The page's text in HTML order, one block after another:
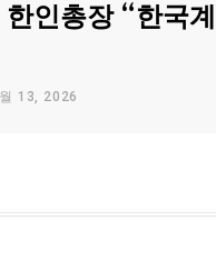
인총장 “한국
13, 2026